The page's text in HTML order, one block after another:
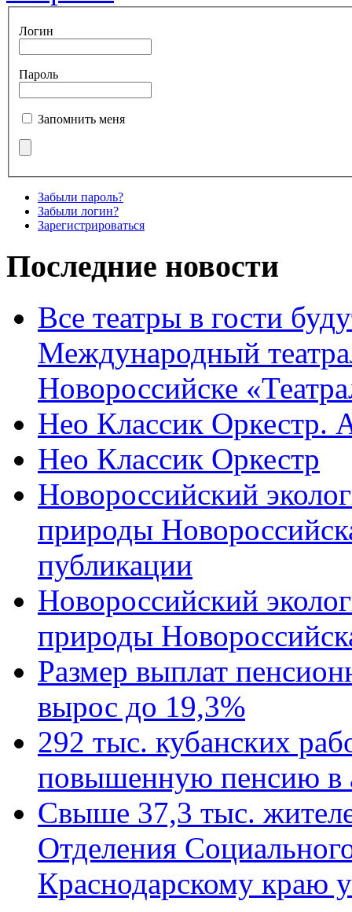
Логин
Пароль
Запомнить меня
Забыли пароль?
Забыли логин?
Зарегистрироваться
Последние новости
Все театры в гости
Международный
Новороссийске
Нео Классик Оркестр.
Нео Классик Оркестр
Новороссийский
природы
публикации
Новороссийский
природы
Размер выплат
вырос до 19,3%
292 тыс. кубанских
повышенную пенсию в
Свыше 37,3 тыс.
Отделения
Краснодарскому краю